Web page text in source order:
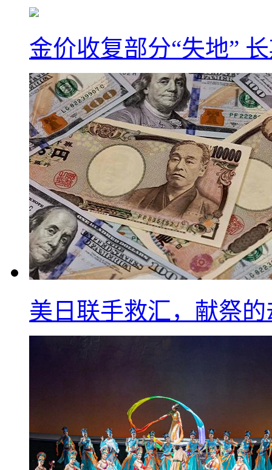
金价收复部分“失地”
美日联手救汇，献祭